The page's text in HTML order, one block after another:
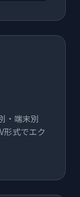
・端末別
形式でエク